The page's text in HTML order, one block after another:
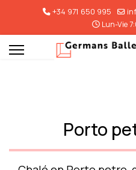
+34 971 650 995
Lun-Vie
Porto